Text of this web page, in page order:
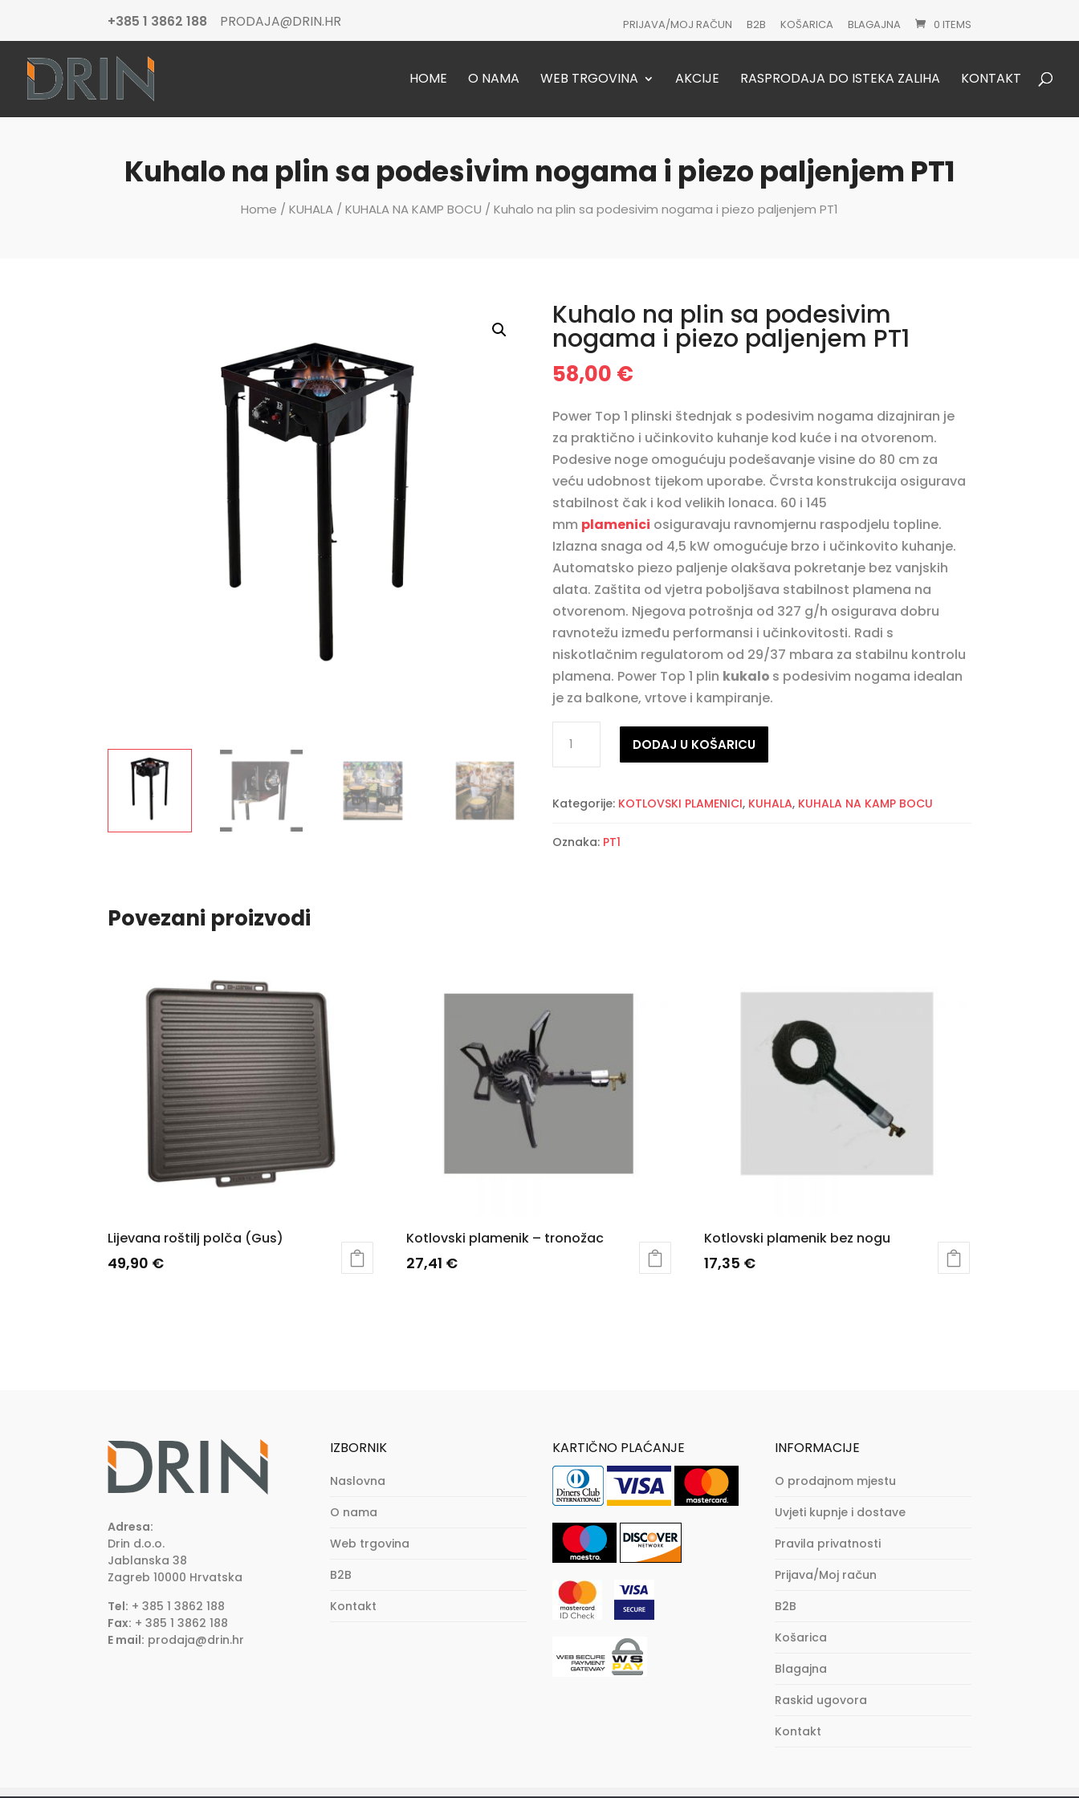
+385 1 3862 188 PRODAJA@DRIN.HR PRIJAVA/MOJ RAČUN B2B KOŠARICA BLAGAJNA 0 ITEMS
HOME O NAMA WEB TRGOVINA AKCIJE RASPRODAJA DO ISTEKA ZALIHA KONTAKT
Products
Kuhalo na plin sa podesivim nogama i piezo paljenjem PT1
Home / KUHALA / KUHALA NA KAMP BOCU / Kuhalo na plin sa podesivim nogama i piezo paljenjem PT1
Kuhalo na plin sa podesivim
nogama i piezo paljenjem PT1
58,00 €
Power Top 1 plinski štednjak s podesivim nogama dizajniran je
za praktično i učinkovito kuhanje kod kuće i na otvorenom.
Podesive noge omogućuju podešavanje visine do 80 cm za
veću udobnost tijekom uporabe. Čvrsta konstrukcija osigurava
stabilnost čak i kod velikih lonaca. 60 i 145
mm plamenici osiguravaju ravnomjernu raspodjelu topline.
Izlazna snaga od 4,5 kW omogućuje brzo i učinkovito kuhanje.
Automatsko piezo paljenje olakšava pokretanje bez vanjskih
alata. Zaštita od vjetra poboljšava stabilnost plamena na
otvorenom. Njegova potrošnja od 327 g/h osigurava dobru
ravnotežu između performansi i učinkovitosti. Radi s
niskotlačnim regulatorom od 29/37 mbara za stabilnu kontrolu
plamena. Power Top 1 plin kukalo s podesivim nogama idealan
je za balkone, vrtove i kampiranje.
sa
nogama
DODAJ U KOŠARICU
Kategorije: KOTLOVSKI PLAMENICI, KUHALA, KUHALA NA KAMP BOCU
Oznaka: PT1
Povezani proizvodi
Lijevana roštilj polča (Gus)
49,90 €
Kotlovski plamenik – tronožac
27,41 €
Kotlovski plamenik bez nogu
17,35 €
Adresa:
Drin d.o.o.
Jablanska 38
Zagreb10000 Hrvatska
Tel: + 385 1 3862 188
Fax: + 385 1 3862 188
E mail: prodaja@drin.hr
IZBORNIK
Naslovna
O nama
Web trgovina
B2B
Kontakt
KARTIČNO PLAĆANJE INFORMACIJE
O prodajnom mjestu
Uvjeti kupnje i dostave
Pravila privatnosti
Prijava/Moj račun
B2B
Košarica
Blagajna
Raskid ugovora
Kontakt